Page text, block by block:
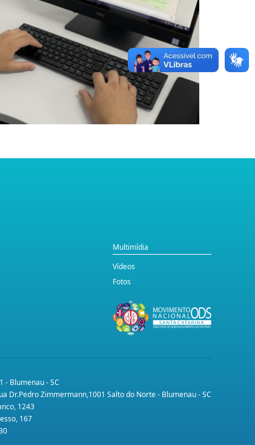
Multimídia
Vídeos
Fotos
- Blumenau - SC
Dr.Pedro Zimmermann,1001 Salto do Norte - Blumenau - SC
1243
167